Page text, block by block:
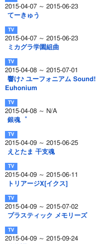
2015-04-07 ～ 2015-06-23
てーきゅう
2015-04-07 ～ 2015-06-23
ミカグラ学園組曲
2015-04-08 ～ 2015-07-01
響け♪ ユーフォニアム Sound!
Euhonium
2015-04-08 ～ N/A
銀魂゜
2015-04-09 ～ 2015-06-25
えとたま 干支魂
2015-04-09 ～ 2015-06-11
トリアージX[イクス]
2015-04-09 ～ 2015-07-02
プラスティック メモリーズ
2015-04-09 ～ 2015-09-24